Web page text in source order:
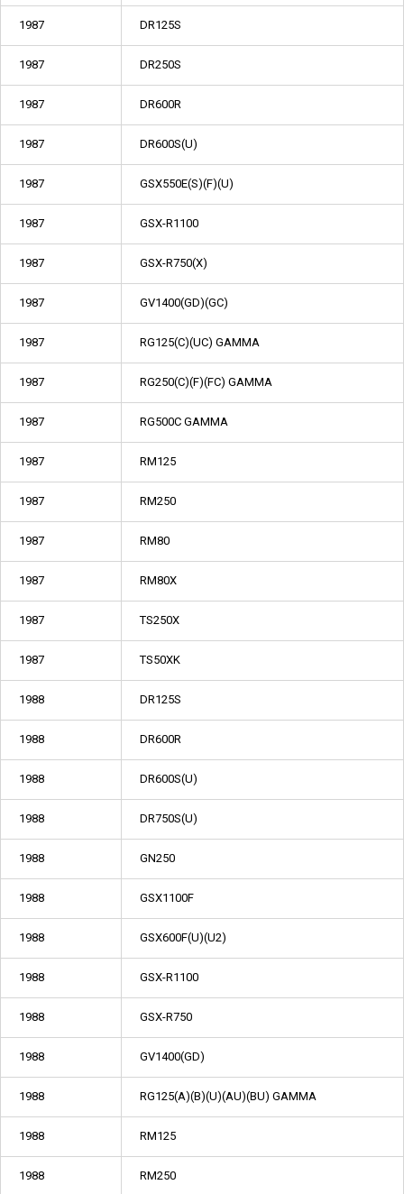
1987 DR125S
1987 DR250S
1987 DR600R
1987 DR600S(U)
1987 GSX550E(S)(F)(U)
1987 GSX-R1100
1987 GSX-R750(X)
1987 GV1400(GD)(GC)
1987 RG125(C)(UC) GAMMA
1987 RG250(C)(F)(FC) GAMMA
1987 RG500C GAMMA
1987 RM125
1987 RM250
1987 RM80
1987 RM80X
1987 TS250X
1987 TS50XK
1988 DR125S
1988 DR600R
1988 DR600S(U)
1988 DR750S(U)
1988 GN250
1988 GSX1100F
1988 GSX600F(U)(U2)
1988 GSX-R1100
1988 GSX-R750
1988 GV1400(GD)
1988 RG125(A)(B)(U)(AU)(BU) GAMMA
1988 RM125
1988 RM250